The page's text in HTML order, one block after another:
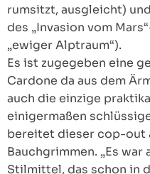
rumsitzt, ausgleicht)
des „Invasion vom
„ewiger Alptraum“).
Es ist zugegeben eine
Cardone da aus dem
auch die einzige
einigermaßen
bereitet dieser cop-out
Bauchgrimmen. „Es war
Stilmittel, das schon in